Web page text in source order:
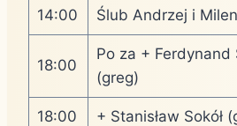
14:00 Ślub Andrzej i
18:00
Po za + Ferdynand
(greg)
18:00 + Stanisław Sokół